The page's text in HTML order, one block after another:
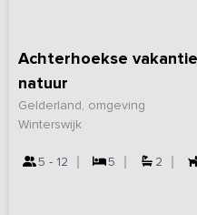
Achterhoekse
natuur
Gelderland, omgeving
Winterswijk
5 - 12 5 2